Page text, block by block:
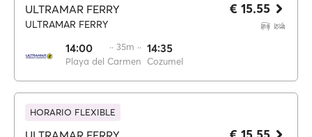
ULTRAMAR FERRY
ULTRAMAR FERRY
14:00
Playa del Carmen
·· 35m ·· 14:35
Cozumel
€ 15.55
HORARIO FLEXIBLE